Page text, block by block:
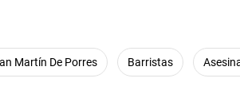
Martín De Porres Barristas